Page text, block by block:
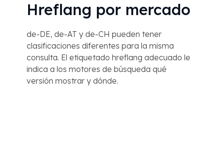
Hreflang por mercado
de-DE, de-AT y de-CH pueden tener
clasificaciones diferentes para la misma
consulta. El etiquetado hreflang adecuado le
indica a los motores de búsqueda qué
versión mostrar y dónde.